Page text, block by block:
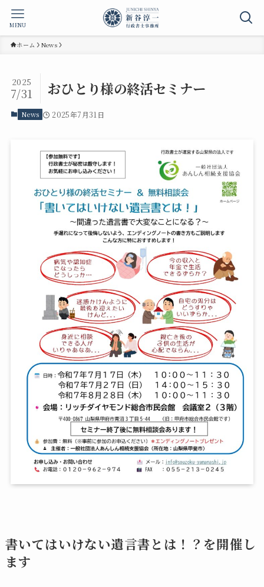
MENU
ホーム News
おひとり様の終活セミナー
2025
7/31
News 2025年7月31日
書いてはいけない遺言書とは！？を開催し
ます